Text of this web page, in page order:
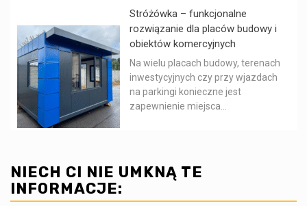
Stróżówka – funkcjonalne
rozwiązanie dla placów budowy i
obiektów komercyjnych
Na wielu placach budowy, terenach
inwestycyjnych czy przy wjazdach
na parkingi konieczne jest
zapewnienie miejsca...
NIECH CI NIE UMKNĄ TE
INFORMACJE: